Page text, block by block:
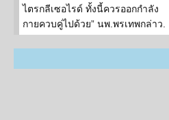
ไตรกลีเซอไรด์ ทั้งนี้ควรออกกำลัง
กายควบคู่ไปด้วย” นพ.พรเทพกล่าว.